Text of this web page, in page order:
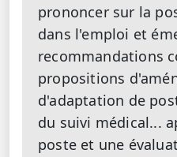
prononcer sur la
dans l'emploi et
recommandations
propositions
d'adaptation de
du suivi médical...
poste et une